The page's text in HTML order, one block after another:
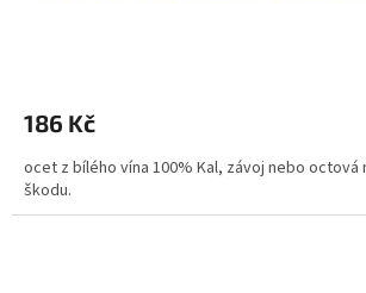
186 Kč
ocet z bílého vína 100% Kal, závoj nebo octová
škodu.